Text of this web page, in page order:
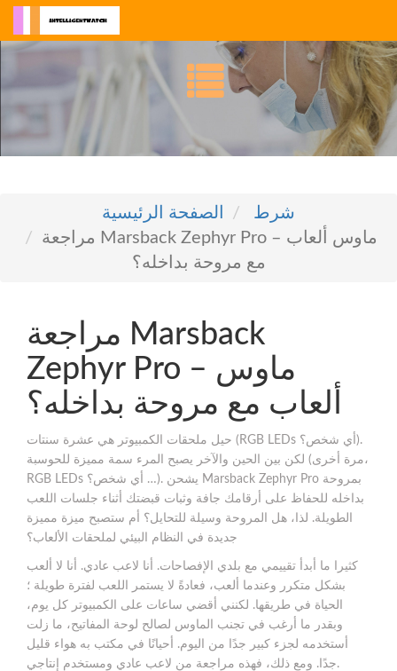
الصفحة الرئيسية
شرط
مراجعة Marsback Zephyr Pro – ماوس ألعاب
مع مروحة بداخله؟
مراجعة Marsback
Zephyr Pro – ماوس
ألعاب مع مروحة بداخله؟
حيل ملحقات الكمبيوتر هي عشرة سنتات (RGB LEDs أي شخص؟).
لكن بين الحين والآخر يصبح المرء سمة مميزة للحوسبة (مرة أخرى،
RGB LEDs أي شخص؟ …). يشحن Marsback Zephyr Pro بمروحة
بداخله للحفاظ على أرقامك جافة وثبات قبضتك أثناء جلسات اللعب
الطويلة. لذا، هل المروحة وسيلة للتحايل؟ أم ستصبح ميزة مميزة
جديدة في النظام البيئي لملحقات الألعاب؟
كثيرا ما أبدأ تقييمي مع بلدي الإفصاحات. أنا لاعب عادي. أنا لا ألعب
بشكل متكرر وعندما ألعب، فعادةً لا يستمر اللعب لفترة طويلة ؛
الحياة في طريقها. لكنني أقضي ساعات على الكمبيوتر كل يوم،
وبقدر ما أرغب في تجنب الماوس لصالح لوحة المفاتيح، ما زلت
أستخدمه لجزء كبير جدًا من اليوم. أحيانًا في مكتب به هواء قليل
جدًا. ومع ذلك، فهذه مراجعة من لاعب عادي ومستخدم إنتاجي.